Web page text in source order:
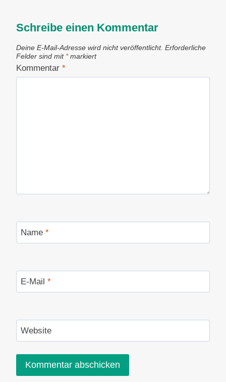
Schreibe einen Kommentar
Deine E-Mail-Adresse wird nicht veröffentlicht. Erforderliche
Felder sind mit *markiert
Kommentar *
Name *
E-Mail *
Website